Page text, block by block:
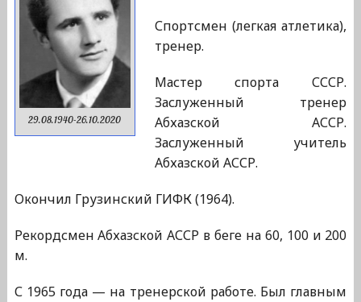
29.08.1940-26.10.2020
Спортсмен (легкая атлетика),
тренер.
Мастер спорта СССР.
Заслуженный тренер
Абхазской АССР.
Заслуженный учитель
Абхазской АССР.
Окончил Грузинский ГИФК (1964).
Рекордсмен Абхазской АССР в беге на 60, 100 и 200
м.
С 1965 года — на тренерской работе. Был главным